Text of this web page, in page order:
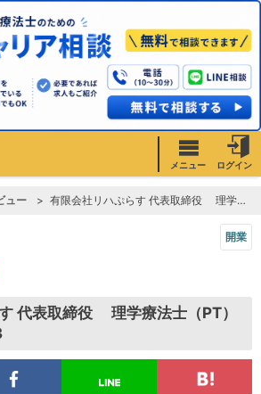
メニュー ログイン
ュー 有限会社リハぷらす 代表取締役 理学療法士（PT）達川仁路先生No.3
開業
代表取締役 理学療法士（PT）